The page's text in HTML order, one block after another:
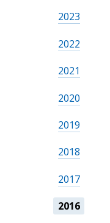
2023
2022
2021
2020
2019
2018
2017
2016